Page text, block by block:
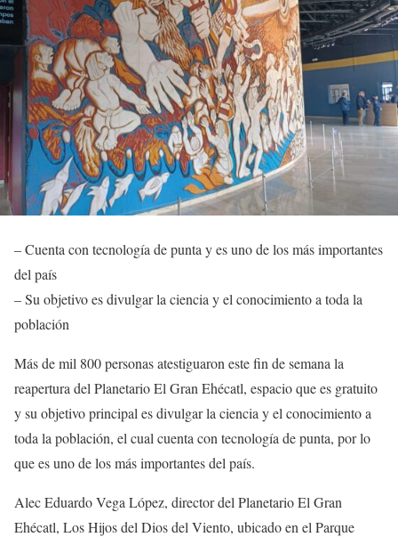
– Cuenta con tecnología de punta y es uno de los más importantes
del país
– Su objetivo es divulgar la ciencia y el conocimiento a toda la
población
Más de mil 800 personas atestiguaron este fin de semana la
reapertura del Planetario El Gran Ehécatl, espacio que es gratuito
y su objetivo principal es divulgar la ciencia y el conocimiento a
toda la población, el cual cuenta con tecnología de punta, por lo
que es uno de los más importantes del país.
Alec Eduardo Vega López, director del Planetario El Gran
Ehécatl, Los Hijos del Dios del Viento, ubicado en el Parque